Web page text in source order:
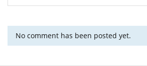
No comment has been posted yet.